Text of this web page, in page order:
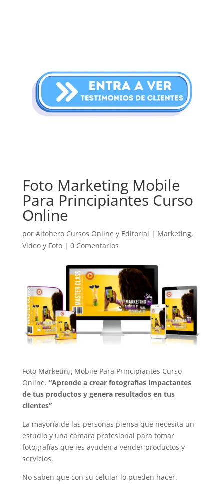
Foto Marketing Mobile
Para Principiantes Curso
Online
por Altohero Cursos Online y Editorial | Marketing,
Vídeo y Foto| 0 Comentarios
Foto Marketing Mobile Para Principiantes Curso
Online. “Aprende a crear fotografías impactantes
de tus productos y genera resultados en tus
clientes”
La mayoría de las personas piensa que necesita un
estudio y una cámara profesional para tomar
fotografías que les ayuden a vender productos y
servicios.
No saben que con su celular lo pueden hacer.